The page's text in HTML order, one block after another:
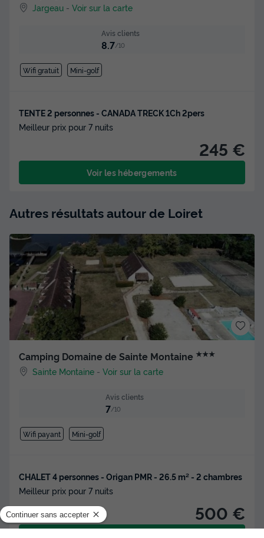
Jargeau -Voir sur la carte
Avis clients
8.7/10
Wifi gratuit Mini-golf
TENTE 2 personnes - CANADA TRECK 1Ch 2pers
Meilleur prix pour 7 nuits
245 €
Voir les hébergements
Autres résultats autour de Loiret
Camping Domaine de Sainte Montaine ★★★
Sainte Montaine -Voir sur la carte
Avis clients
7/10
Wifi payant Mini-golf
CHALET 4 personnes - Origan PMR - 26.5 m² - 2 chambres
Meilleur prix pour 7 nuits
500 €